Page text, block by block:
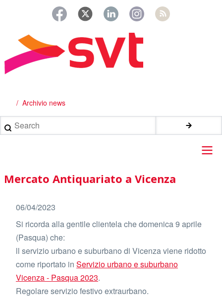
principale
Briciole
di
pane
Archivio news
Search
Main
navigation
Mercato Antiquariato a Vicenza
06/04/2023
Si ricorda alla gentile clientela che domenica 9 aprile
(Pasqua) che:
ll servizio urbano e suburbano di Vicenza viene ridotto
come riportato in Servizio urbano e suburbano
Vicenza - Pasqua 2023.
Regolare servizio festivo extraurbano.